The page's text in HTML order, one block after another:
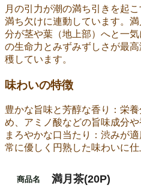
月の引力が潮の満ち引きを起
満ち欠けに連動しています。
分が茎や葉（地上部）へと一
の生命力とみずみずしさが最
穫しています。
味わいの特徴
豊かな旨味と芳醇な香り：栄
め、アミノ酸などの旨味成分
まろやかな口当たり：渋みが
常に優しく円熟した味わいに仕
商品名 満月茶(20P)